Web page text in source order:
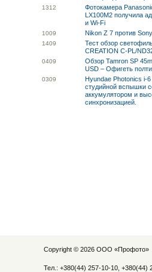
1312
Фотокамера
LX100M2 получила
и Wi-Fi
1009 Nikon Z 7 против
1409
Тест обзор
CREATION C-PL/
0409
Обзор Tamron SP
USD – Офигеть
0309
Hyundae Photonics i-
студийной вспышки
аккумулятором и
синхронизацией.
Copyright © 2026 ООО «Профото»
Тел.: +380(44) 257-10-10, +380(44)